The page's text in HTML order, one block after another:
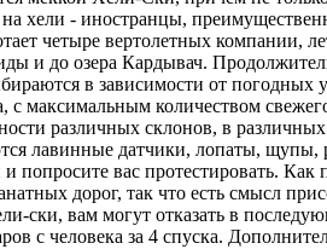
хели - иностранцы,
четыре вертолетных компании,
и до озера Кардывач.
в зависимости от погодных
с максимальным количеством
различных склонов, в
лавинные датчики, лопаты,
попросите вас протестировать.
дорог, так что есть смысл
ски, вам могут отказать в
с человека за 4 спуска.